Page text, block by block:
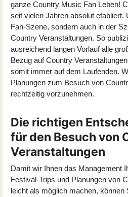
ganze Country Music Fan Leben!
seit vielen Jahren absolut etabliert.
Fan-Szene, sondern auch in der
Country Veranstaltungen. So
ausreichend langen Vorlauf alle
Bezug auf Country
somit immer auf dem Laufenden.
Planungen zum Besuch von
rechtzeitig vorzunehmen.
Die richtigen
für den Besuch von
Veranstaltungen
Damit wir Ihnen das Management
Festival-Trips und Planungen von
leicht als möglich machen, können